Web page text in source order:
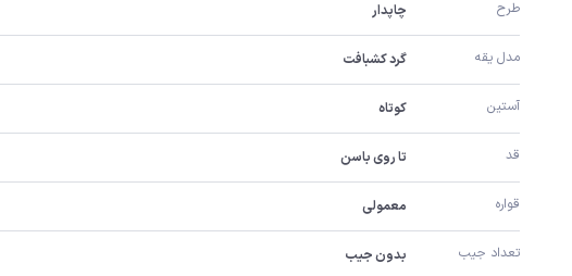
طرح چاپدار
مدل یقه گرد کشبافت
آستین کوتاه
قد تا روی باسن
قواره معمولی
تعداد جیب بدون جیب